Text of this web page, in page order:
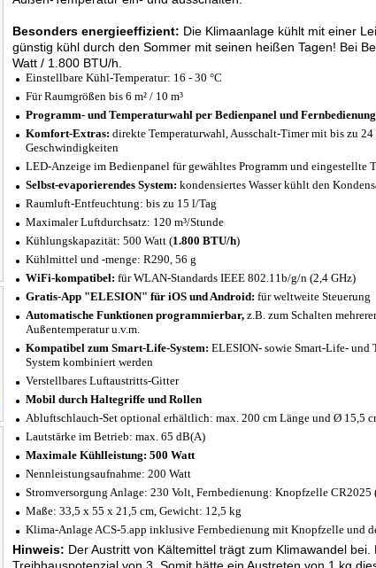
Besonders energieeffizient: Die Klimaanlage kühlt mit einer
günstig kühl durch den Sommer mit seinen heißen Tagen! Bei
Watt / 1.800 BTU/h.
Einstellbare Kühl-Temperatur: 16 - 30 °C
Für Raumgrößen bis 6 m² / 10 m³
Programm- und Temperaturwahl per Bedienpanel und Fernbedienung
Komfort-Extras: direkte Temperaturwahl, Ausschalt-Timer mit bis zu
Geschwindigkeiten
LED-Anzeige im Bedienpanel für gewähltes Programm und eingestellte
Selbst-evaporierendes System: kondensiertes Wasser kühlt den
Raumluft-Entfeuchtung: bis zu 15 l/Tag
Maximaler Luftdurchsatz: 120 m³/Stunde
Kühlungskapazität: 500 Watt (1.800 BTU/h)
Kühlmittel und -menge: R290, 56 g
WiFi-kompatibel: für WLAN-Standards IEEE 802.11b/g/n (2,4 GHz)
Gratis-App "ELESION" für iOS und Android: für weltweite Steuerung
Automatische Funktionen programmierbar, z.B. zum Schalten
Außentemperatur u.v.m.
Kompatibel zum Smart-Life-System: ELESION- sowie Smart-Life- und
System kombiniert werden
Verstellbares Luftaustritts-Gitter
Mobil durch Haltegriffe und Rollen
Abluftschlauch-Set optional erhältlich: max. 200 cm Länge und Ø 15,5
Lautstärke im Betrieb: max. 65 dB(A)
Maximale Kühlleistung: 500 Watt
Nennleistungsaufnahme: 200 Watt
Stromversorgung Anlage: 230 Volt, Fernbedienung: Knopfzelle CR2025
Maße: 33,5 x 55 x 21,5 cm, Gewicht: 12,5 kg
Klima-Anlage ACS-5.app inklusive Fernbedienung mit Knopfzelle und
Hinweis: Der Austritt von Kältemittel trägt zum Klimawandel